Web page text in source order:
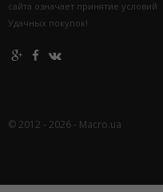
сайта означает принятие условий
Удачных покупок!
© 2012 - 2026 - Macro.ua